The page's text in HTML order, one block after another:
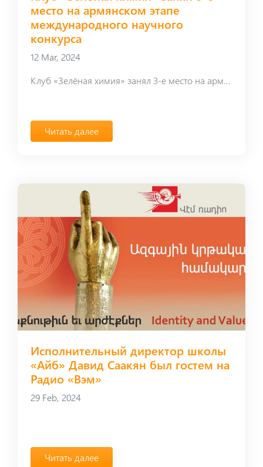
место на армянском этапе
международного научного
конкурса
12 Mar, 2024
Клуб «Зелёная химия» занял 3-е место на армянском этапе международного научного конкурса
Читать далее
Исполнительный директор школы
«Айб» Давид Саакян был гостем на
Радио «Вэм»
29 Feb, 2024
Читать далее